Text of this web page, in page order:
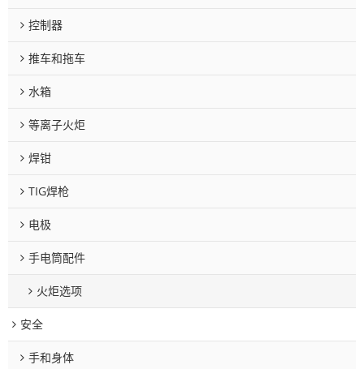
控制器
推车和拖车
水箱
等离子火炬
焊钳
TIG焊枪
电极
手电筒配件
火炬选项
安全
手和身体